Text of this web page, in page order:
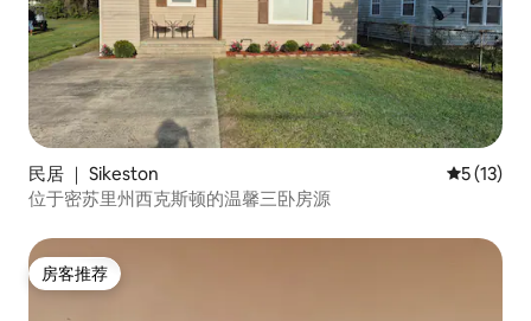
民居 ｜ Sikeston 平均评分
5 (13)
位于密苏里州西克斯顿的温馨三卧房源
房客推荐
房客推荐